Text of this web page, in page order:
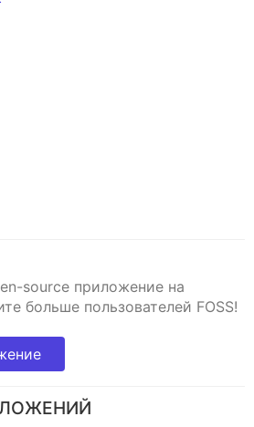
source приложение на
больше пользователей FOSS!